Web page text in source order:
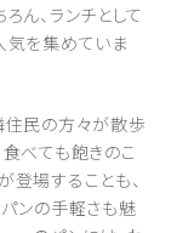
ん、ランチとして
気を集めていま
住民の方々が散歩
べても飽きのこ
場することも、
ンの手軽さも魅